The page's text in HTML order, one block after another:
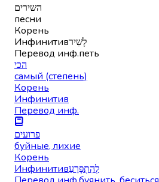
השירים
песни
Корень
Инфинитивלָשִׁיר
Перевод инф.петь
הכי
самый (степень)
Корень
Инфинитив
Перевод инф.
פרועים
буйные, лихие
Корень
Инфинитивלְהִתְפָּרֵעַ